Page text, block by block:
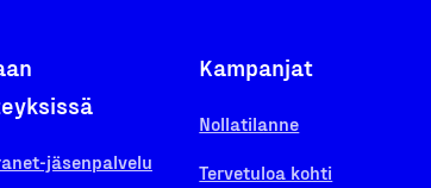
jäsenpalvelu
Kampanjat
Nollatilanne
Tervetuloa kohti